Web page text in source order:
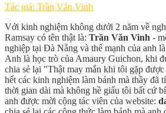
Tác giả: Trần Văn Vinh
Với kinh nghiệm không dưới 2 năm về
Ramsay có tên thật là: Trần Văn Vinh -
nghiệp tại Đà Nẵng và thế mạnh của anh
Anh là học trò của Amaury Guichon, khi
chia sẻ lại "Thật may mắn khi tôi gặp
hết các kinh nghiệm làm bánh mà thầy đã
thời gian dài mà không hề giấu tôi bất cứ
anh được mời cộng tác viên của website: